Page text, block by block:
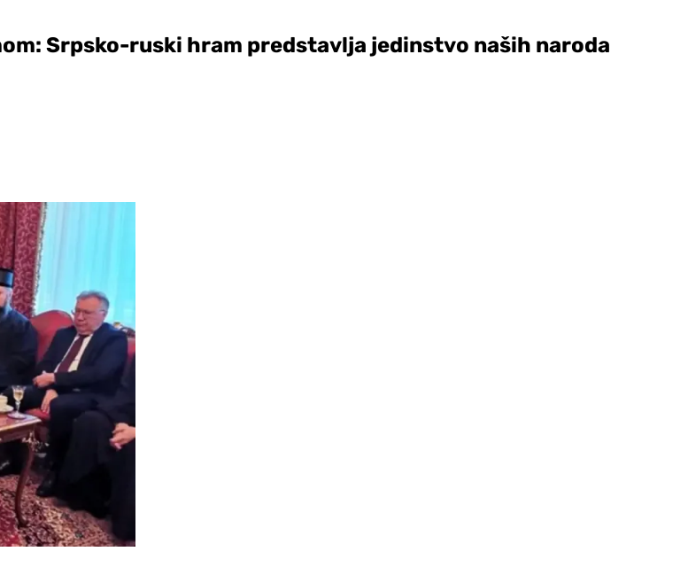
Srpsko-ruski hram predstavlja jedinstvo naših naroda